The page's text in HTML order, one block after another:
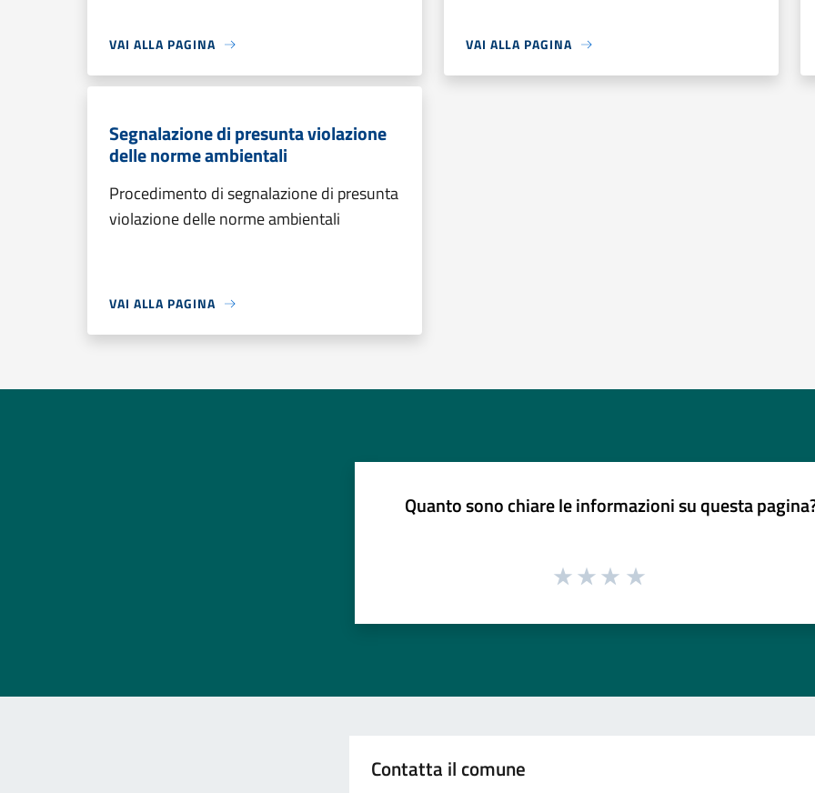
VAI ALLA PAGINA VAI ALLA PAGINA
Segnalazione di presunta violazione
delle norme ambientali
Procedimento di segnalazione di presunta
violazione delle norme ambientali
VAI ALLA PAGINA
Quanto sono chiare le informazioni su questa
Contatta il comune